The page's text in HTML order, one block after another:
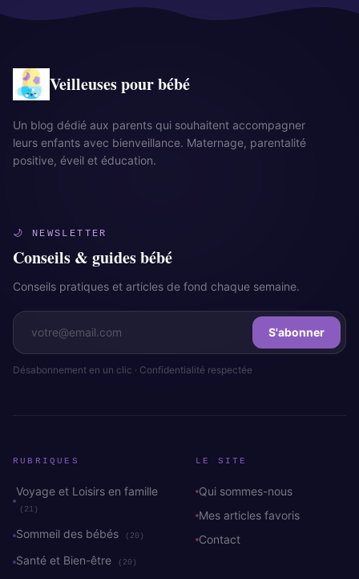
Veilleuses pour bébé
Un blog dédié aux parents qui souhaitent accompagner
leurs enfants avec bienveillance. Maternage, parentalité
positive, éveil et éducation.
🌙 NEWSLETTER
Conseils & guides bébé
Conseils pratiques et articles de fond chaque semaine.
S'abonner
Désabonnement en un clic · Confidentialité respectée
RUBRIQUES
Voyage et Loisirs en famille
(21)
Sommeil des bébés (20)
Santé et Bien-être (20)
LE SITE
Qui sommes-nous
Mes articles favoris
Contact